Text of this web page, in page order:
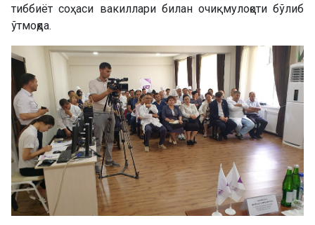
тиббиёт соҳаси вакиллари билан очиқ мулоқоти бўлиб
ўтмоқда.